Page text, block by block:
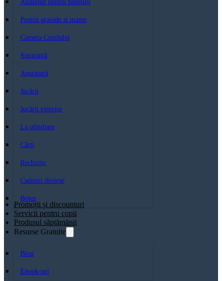
Alimente pentru bebeluși
Pentru gravide si mame
Camera Copilului
Siguranță
Aparatură
Jucării
Jucării exterior
La plimbare
Cărți
Rechizite
Cadouri diverse
Botez
Promoții și discounturi
Servicii pentru copii
Produsul săptămănii
Resurse Gratuite
Blog
Ebook-uri